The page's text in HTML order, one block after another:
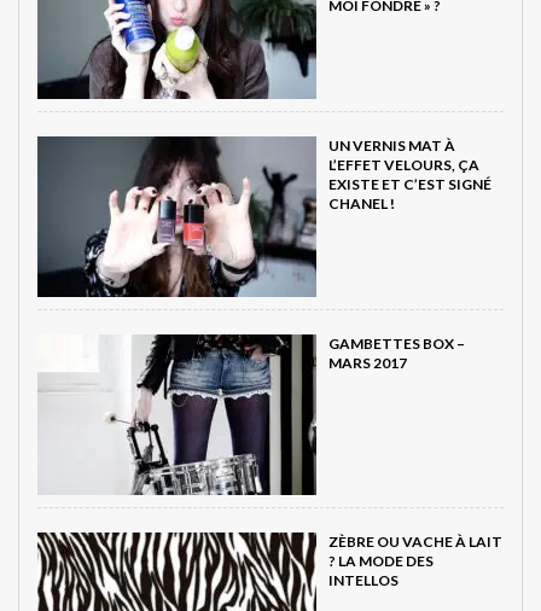
MOI FONDRE » ?
UN VERNIS MAT À
L’EFFET VELOURS, ÇA
EXISTE ET C’EST SIGNÉ
CHANEL !
GAMBETTES BOX –
MARS 2017
ZÈBRE OU VACHE À LAIT
? LA MODE DES
INTELLOS